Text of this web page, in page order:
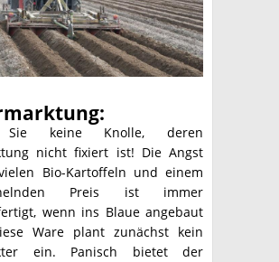
Y NORMATIVAS
SOMOS
NOTICIAS
Sie keine Knolle, deren
nicht fixiert ist! Die Angst
Bio-Kartoffeln und einem
Preis ist immer
wenn ins Blaue angebaut
Ware plant zunächst kein
ein. Panisch bietet der